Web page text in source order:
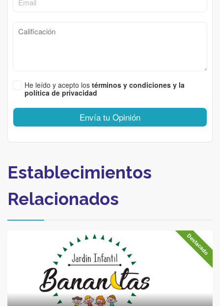
He leído y acepto los términos y condiciones y la
política de privacidad
Envía tu Opinión
Establecimientos
Relacionados
Destacado